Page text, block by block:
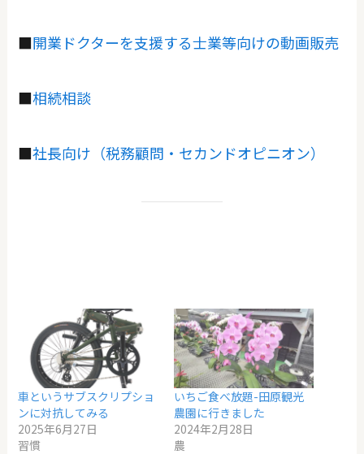
■開業ドクターを支援する士業等向けの動画販売
■相続相談
■社長向け（税務顧問・セカンドオピニオン）
車というサブスクリプショ
ンに対抗してみる
2025年6月27日
習慣
いちご食べ放題-田原観光
農園に行きました
2024年2月28日
農